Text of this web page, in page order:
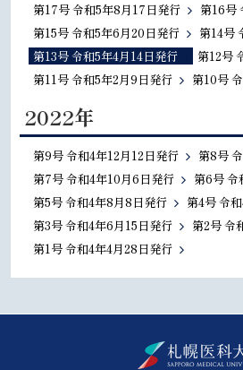
第17号 令和5年8月17日発行
第16号
第15号 令和5年6月20日発行
第14号
第13号 令和5年4月14日発行
第12号
第11号 令和5年2月9日発行
第10号
2022年
第9号 令和4年12月12日発行
第8号
第7号 令和4年10月6日発行
第6号 令
第5号 令和4年8月8日発行
第4号 令
第3号 令和4年6月15日発行
第2号 令
第1号 令和4年4月28日発行